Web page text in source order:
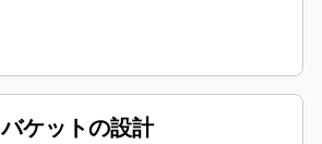
バケットの設計